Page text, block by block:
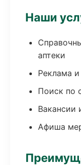
Наши
аптеки
Реклама
Поиск по
Вакансии
Афиша